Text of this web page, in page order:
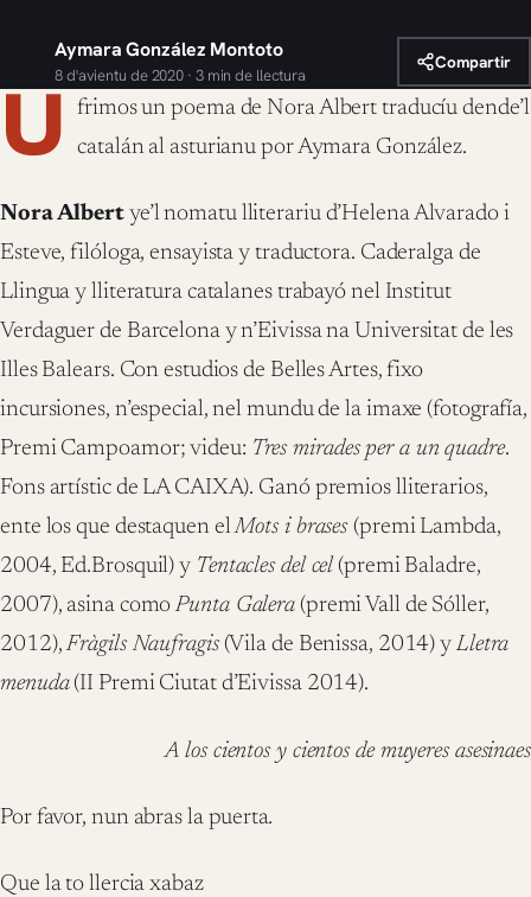
Aymara González Montoto
8 d'avientu de 2020 · 3 min de llectura
Compartir
U frimos un poema de Nora Albert traducíu dende’l
catalán al asturianu por Aymara González.
Nora Albertye’l nomatu lliterariu d’Helena Alvarado i
Esteve, filóloga, ensayista y traductora. Caderalga de
Llingua y lliteratura catalanes trabayó nel Institut
Verdaguer de Barcelona y n’Eivissa na Universitat de les
Illes Balears. Con estudios de Belles Artes, fixo
incursiones, n’especial, nel mundu de la imaxe (fotografía,
Premi Campoamor; videu: Tres mirades per a un quadre.
Fons artístic de LA CAIXA). Ganó premios lliterarios,
ente los que destaquen elMots i brases (premi Lambda,
2004, Ed.Brosquil) y Tentacles del cel (premi Baladre,
2007), asina comoPunta Galera (premi Vall de Sóller,
2012),Fràgils Naufragis(Vila de Benissa, 2014) yLletra
menuda(II Premi Ciutat d’Eivissa 2014).
A los cientos y cientos de muyeres asesinaes
Por favor, nun abras la puerta.
Que la to llercia xabaz